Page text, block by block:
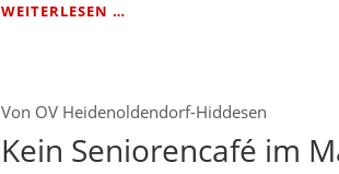
WEITERLESEN …
Von OV Heidenoldendorf-Hiddesen
Kein Seniorencafé im